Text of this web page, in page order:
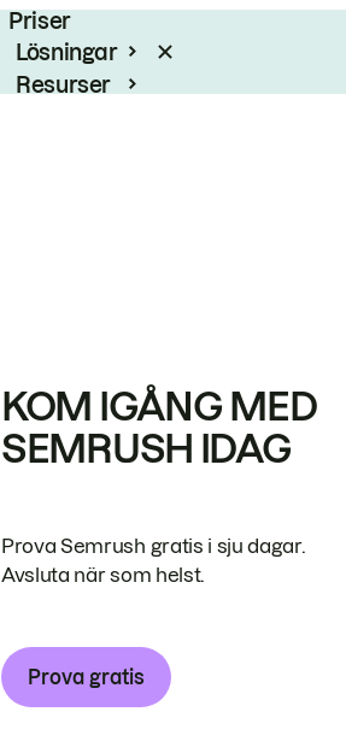
Priser
Lösningar
Resurser
KOM IGÅNG MED
SEMRUSH IDAG
Prova Semrush gratis i sju dagar.
Avsluta när som helst.
Prova gratis